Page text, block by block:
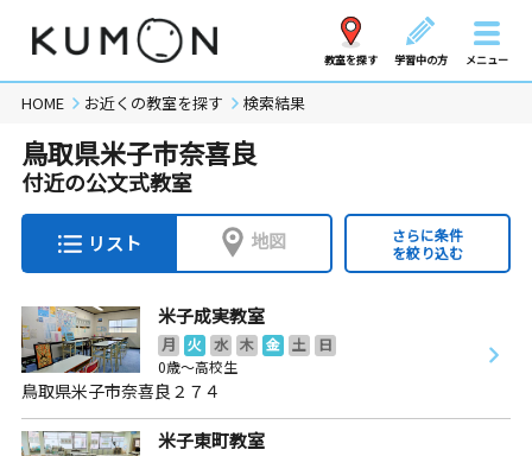
教室を探す 学習中の方 メニュー
HOME お近くの教室を探す 検索結果
鳥取県米子市奈喜良
付近の公文式教室
リスト 地図
さらに条件
を絞り込む
米子成実教室
月 火 水 木 金 土
日
0歳～高校生
鳥取県米子市奈喜良２７４
米子東町教室